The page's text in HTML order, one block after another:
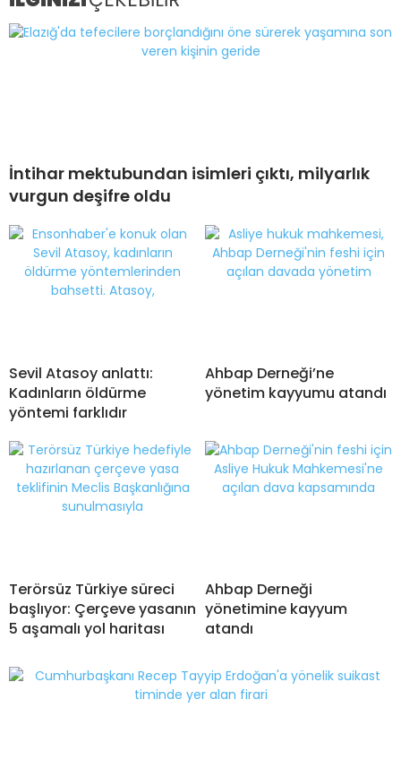
İntihar mektubundan isimleri çıktı, milyarlık
vurgun deşifre oldu
Sevil Atasoy anlattı:
Kadınların öldürme
yöntemi farklıdır
Ahbap Derneği’ne
yönetim kayyumu atandı
Terörsüz Türkiye süreci
başlıyor: Çerçeve yasanın
5 aşamalı yol haritası
Ahbap Derneği
yönetimine kayyum
atandı